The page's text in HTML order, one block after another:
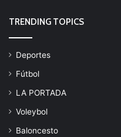
TRENDING TOPICS
Deportes
Fútbol
LA PORTADA
Voleybol
Baloncesto